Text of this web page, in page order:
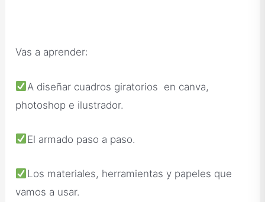
Vas a aprender:
A diseñar cuadros giratorios en canva,
photoshop e ilustrador.
El armado paso a paso.
Los materiales, herramientas y papeles que
vamos a usar.